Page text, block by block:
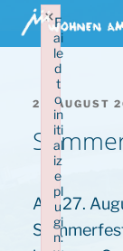
Zum
Inhalt
springen
21. AUGUST
Am 27.
F
ai
le
d
t
o
in
iti
al
iz
e
pl
u
gi
n:
×